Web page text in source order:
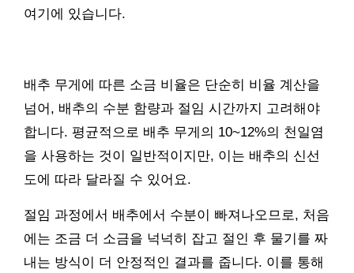
여기에 있습니다.
배추 무게에 따른 소금 비율은 단순히 비율 계산을
넘어, 배추의 수분 함량과 절임 시간까지 고려해야
합니다. 평균적으로 배추 무게의 10~12%의 천일염
을 사용하는 것이 일반적이지만, 이는 배추의 신선
도에 따라 달라질 수 있어요.
절임 과정에서 배추에서 수분이 빠져나오므로, 처음
에는 조금 더 소금을 넉넉히 잡고 절인 후 물기를 짜
내는 방식이 더 안정적인 결과를 줍니다. 이를 통해